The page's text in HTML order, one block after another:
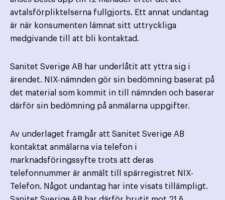
avtalsförpliktelserna fullgjorts. Ett annat undantag
är när konsumenten lämnat sitt uttryckliga
medgivande till att bli kontaktad.
Sanitet Sverige AB har underlåtit att yttra sig i
ärendet. NIX-nämnden gör sin bedömning baserat på
det material som kommit in till nämnden och baserar
därför sin bedömning på anmälarna uppgifter.
Av underlaget framgår att Sanitet Sverige AB
kontaktat anmälarna via telefon i
marknadsföringssyfte trots att deras
telefonnummer är anmält till spärregistret NIX-
Telefon. Något undantag har inte visats tillämpligt.